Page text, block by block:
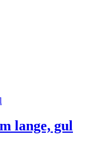
lange, gul